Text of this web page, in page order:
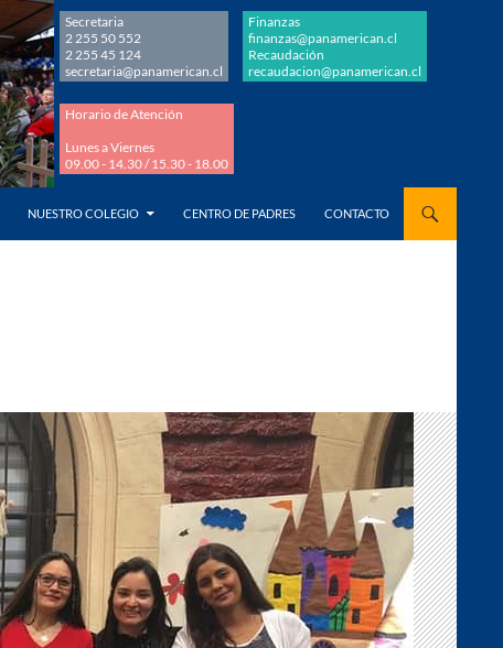
Secretaria
2 255 50 552
2 255 45 124
secretaria@panamerican.cl
Finanzas
finanzas@panamerican.cl
Recaudación
recaudacion@panamerican.cl
Horario de Atención
Lunes a Viernes
09.00 - 14.30 / 15.30 - 18.00
NUESTRO COLEGIO CENTRO DE PADRES CONTACTO